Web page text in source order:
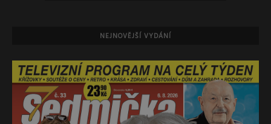
NEJNOVĚJŠÍ VYDÁNÍ